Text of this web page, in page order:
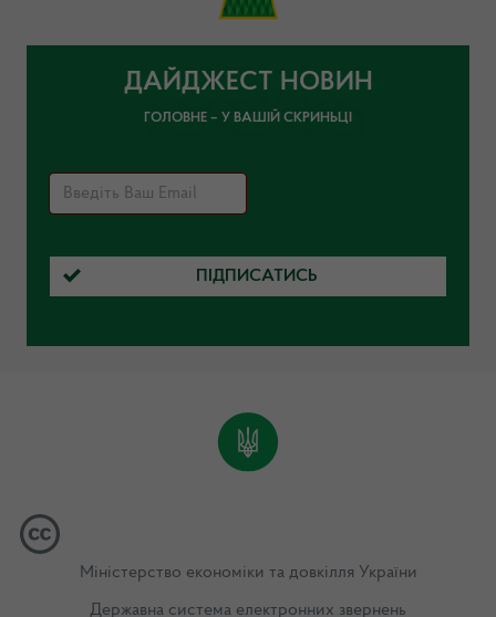
ДАЙДЖЕСТ НОВИН
ГОЛОВНЕ – У ВАШІЙ СКРИНЬЦІ
ПІДПИСАТИСЬ
Міністерство економіки та довкілля України
Державна система електронних звернень